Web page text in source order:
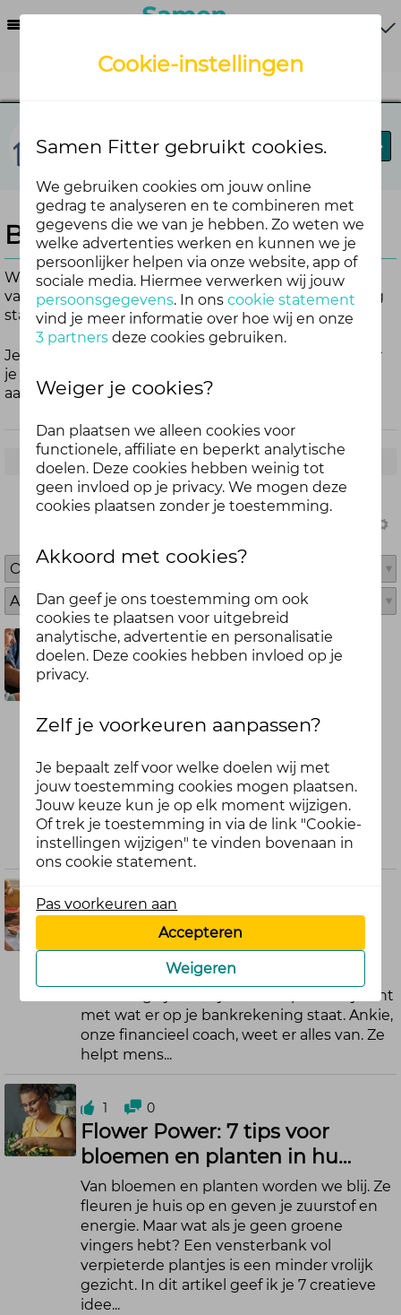
Prettig op je plek
Blijf op de hoogte
Wil je automatisch op de hoogte worden gehouden
van nieuwe blogs? Zorg er dan voor dat blogmelding
staat ingeschakeld.
Je kunt de blogmelding alleen inschakelen wanneer
je je hebt aangemeld voor Doejemee. Nog niet
aangemeld?Meld je snel aan
Abonneren per email
0 0
Dure decembermaand? In 7
De decembermaand komt eraan: warme
gezelligheid. Leuk! Maar ook… tja, je
portemonnee schrikt er soms een beetje
van. Gelukkig kun je het ook slimmer
aanpakken. Begin nu alvast en voorkom
da...
0 0
Budgetteren voor je vakantie!
Vakantie is heerlijk. Even loskomen van je
ritme, niks moeten, lekker genieten. Maar
het is nóg fijner als je na afloop ook blij bent
met wat er op je bankrekening staat. Ankie,
onze financieel coach, weet er alles van. Ze
helpt mens...
1 0
Flower Power: 7 tips voor
bloemen en planten in hu…
Van bloemen en planten worden we blij. Ze
fleuren je huis op en geven je zuurstof en
energie. Maar wat als je geen groene
vingers hebt? Een vensterbank vol
verpieterde plantjes is een minder vrolijk
gezicht. In dit artikel geef ik je 7 creatieve
idee...
Cookie-instellingen
Samen Fitter gebruikt cookies.
We gebruiken cookies om jouw online
gedrag te analyseren en te combineren met
gegevens die we van je hebben. Zo weten we
welke advertenties werken en kunnen we je
persoonlijker helpen via onze website, app of
sociale media. Hiermee verwerken wij jouw
persoonsgegevens. In onscookie statement
vind je meer informatie over hoe wij en onze
3 partners deze cookies gebruiken.
Weiger je cookies?
Dan plaatsen we alleen cookies voor
functionele, affiliate en beperkt analytische
doelen. Deze cookies hebben weinig tot
geen invloed op je privacy. We mogen deze
cookies plaatsen zonder je toestemming.
Akkoord met cookies?
Dan geef je ons toestemming om ook
cookies te plaatsen voor uitgebreid
analytische, advertentie en personalisatie
doelen. Deze cookies hebben invloed op je
privacy.
Zelf je voorkeuren aanpassen?
Je bepaalt zelf voor welke doelen wij met
jouw toestemming cookies mogen plaatsen.
Jouw keuze kun je op elk moment wijzigen.
Of trek je toestemming in via de link "Cookie-
instellingen wijzigen" te vinden bovenaan in
ons cookie statement.
Pas voorkeuren aan
Accepteren
Weigeren